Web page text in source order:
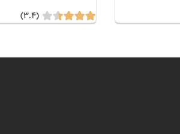
(۳.۴)